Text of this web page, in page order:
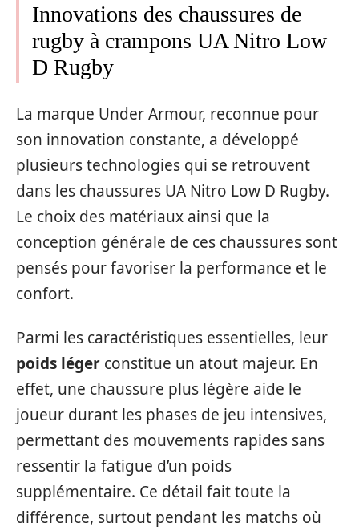
Innovations des chaussures de
rugby à crampons UA Nitro Low
D Rugby
La marque Under Armour, reconnue pour
son innovation constante, a développé
plusieurs technologies qui se retrouvent
dans les chaussures UA Nitro Low D Rugby.
Le choix des matériaux ainsi que la
conception générale de ces chaussures sont
pensés pour favoriser la performance et le
confort.
Parmi les caractéristiques essentielles, leur
poids léger constitue un atout majeur. En
effet, une chaussure plus légère aide le
joueur durant les phases de jeu intensives,
permettant des mouvements rapides sans
ressentir la fatigue d’un poids
supplémentaire. Ce détail fait toute la
différence, surtout pendant les matchs où